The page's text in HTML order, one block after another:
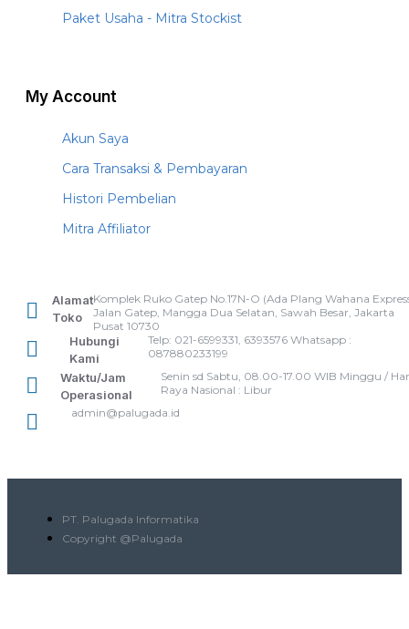
Paket Usaha - Mitra Stockist
My Account
Akun Saya
Cara Transaksi & Pembayaran
Histori Pembelian
Mitra Affiliator
Alamat
Toko
Komplek Ruko Gatep No.17N-O (Ada Plang Wahana
Jalan Gatep, Mangga Dua Selatan, Sawah Besar, Jakarta
Pusat 10730
Hubungi
Kami
Telp: 021-6599331, 6393576 Whatsapp :
087880233199
Waktu/Jam
Operasional
Senin sd Sabtu, 08.00-17.00 WIB Minggu /
Raya Nasional : Libur
admin@palugada.id
PT. Palugada Informatika
Copyright @Palugada